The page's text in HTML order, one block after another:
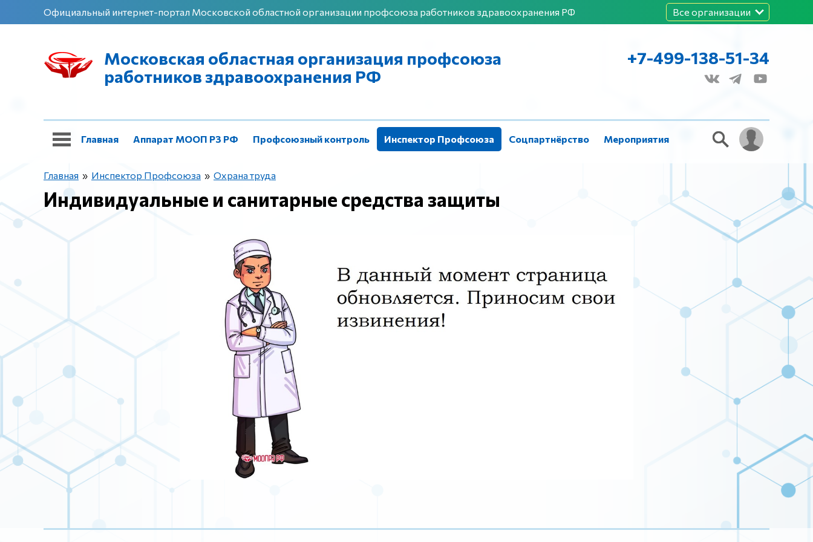
Официальный интернет-портал Московской областной организации профсоюза работников здравоохранения РФ Все организации
Московская областная организация профсоюза
работников здравоохранения РФ
+7-499-138-51-34
Главная Аппарат МООП РЗ РФ Профсоюзный контроль Инспектор Профсоюза Соцпартнёрство Мероприятия
Главная » Инспектор Профсоюза » Охрана труда
Индивидуальные и санитарные средства защиты